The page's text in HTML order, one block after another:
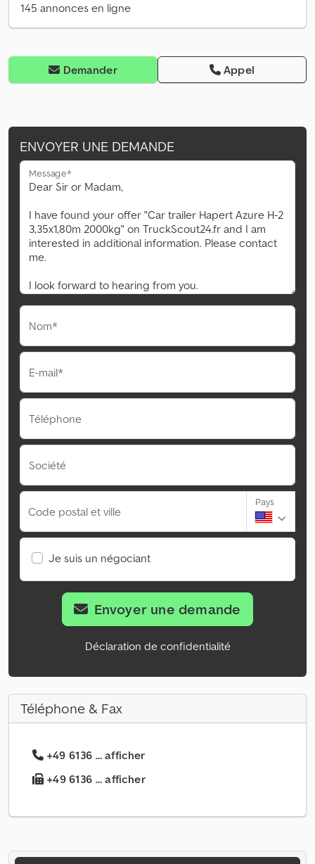
145 annonces en ligne
Demander Appel
ENVOYER UNE DEMANDE
Message*
Nom*
E-mail*
Téléphone
Société
Code postal et ville
Pays
Je suis un négociant
Envoyer une demande
Déclaration de confidentialité
Téléphone & Fax
+49 6136 ... afficher
+49 6136 ... afficher